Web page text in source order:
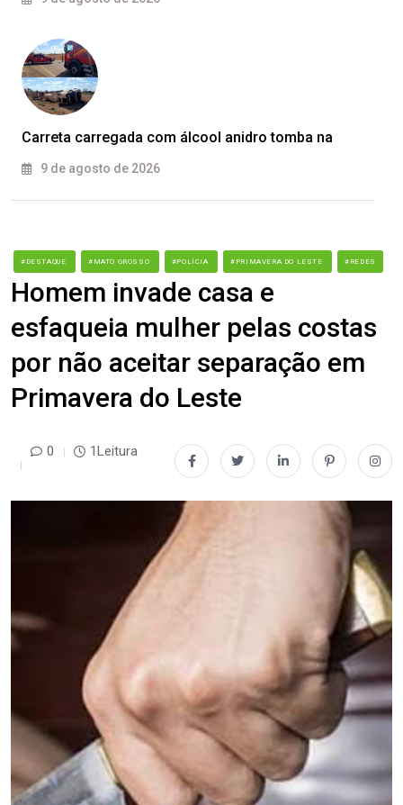
Carreta carregada com álcool anidro tomba na
9 de agosto de 2026
#DESTAQUE #MATO GROSSO #POLÍCIA #PRIMAVERA DO LESTE #REDES
Homem invade casa e
esfaqueia mulher pelas costas
por não aceitar separação em
Primavera do Leste
0 1Leitura